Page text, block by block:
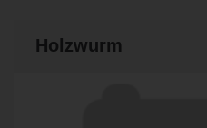
Holzwurm